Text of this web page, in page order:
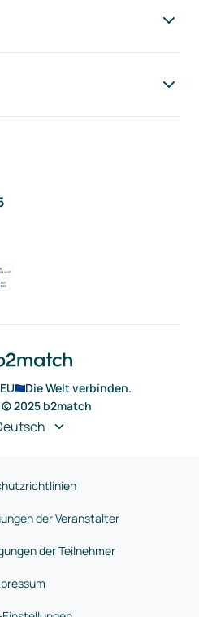
Die Welt verbinden.
2025 b2match
der Veranstalter
der Teilnehmer